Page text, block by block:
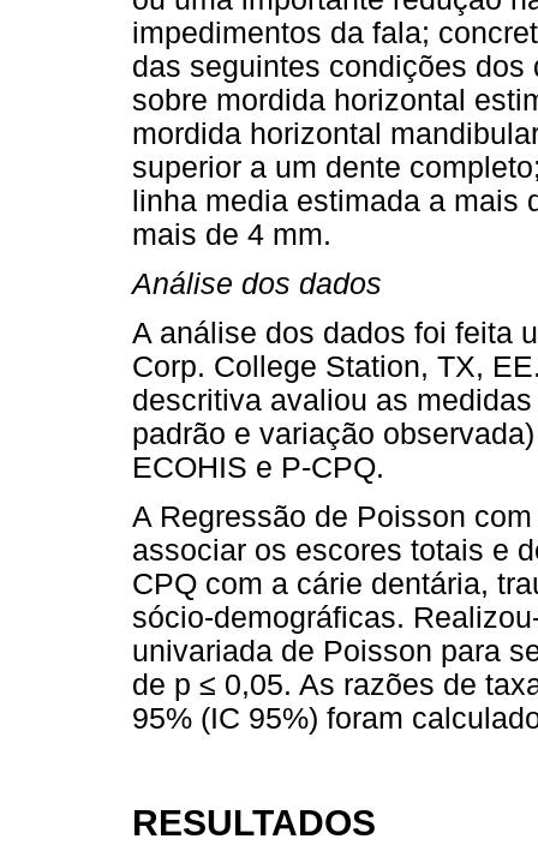
impedimentos da fala;
das seguintes condições
sobre mordida horizontal
mordida horizontal
superior a um dente
linha media estimada a mais
mais de 4 mm.
Análise dos dados
A análise dos dados foi feita
Corp. College Station, TX,
descritiva avaliou as
padrão e variação
ECOHIS e P-CPQ.
A Regressão de Poisson
associar os escores totais e
CPQ com a cárie dentária,
sócio-demográficas.
univariada de Poisson para
de p ≤ 0,05. As razões de
95% (IC 95%) foram
RESULTADOS